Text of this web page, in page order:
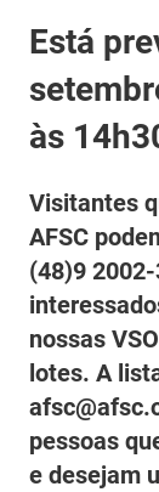
Está
às
Visitantes
AFSC
(48)9
nossas
lotes. A
pessoas
e desejam